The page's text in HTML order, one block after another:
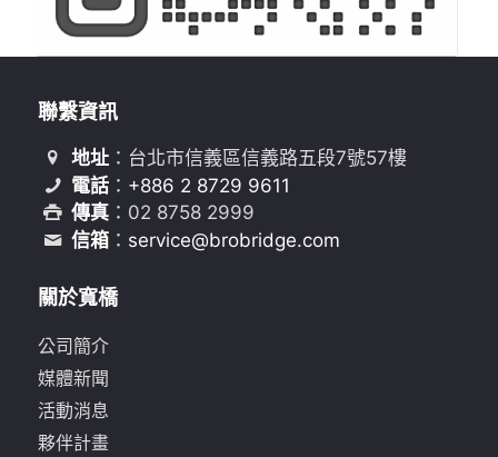
聯繫資訊
地址 ：台北市信義區信義路五段7號57樓
電話 ： +886 2 8729 9611
傳真 ：02 8758 2999
信箱 ： service@brobridge.com
關於寬橋
公司簡介
媒體新聞
活動消息
夥伴計畫